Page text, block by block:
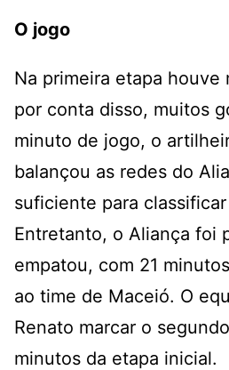
O jogo
Na primeira etapa houve
por conta disso, muitos
minuto de jogo, o
balançou as redes do
suficiente para
Entretanto, o Aliança foi
empatou, com 21
ao time de Maceió. O
Renato marcar o
minutos da etapa inicial.